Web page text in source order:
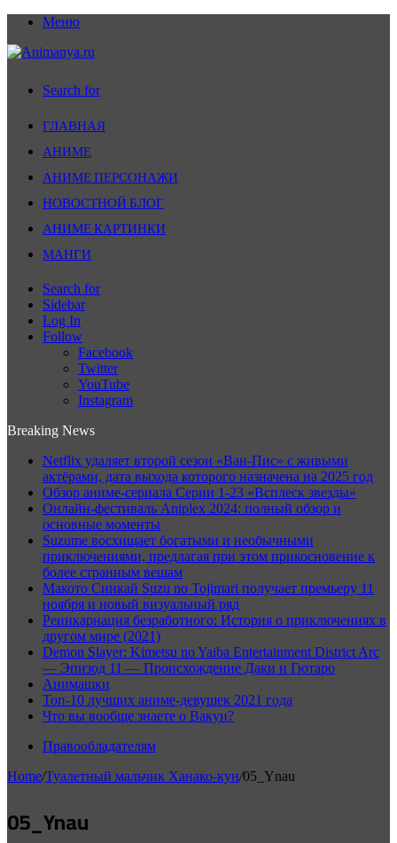
Меню
Search for
ГЛАВНАЯ
АНИМЕ
АНИМЕ ПЕРСОНАЖИ
НОВОСТНОЙ БЛОГ
АНИМЕ КАРТИНКИ
МАНГИ
Search for
Sidebar
Log In
Follow
Facebook
Twitter
YouTube
Instagram
Breaking News
Netflix удаляет второй сезон «Ван-Пис» с живыми
актёрами, дата выхода которого назначена на 2025 год
Обзор аниме-сериала Серии 1-23 «Всплеск звезды»
Онлайн-фестиваль Aniplex 2024: полный обзор и
основные моменты
Suzume восхищает богатыми и необычными
приключениями, предлагая при этом прикосновение к
более странным вещам
Макото Синкай Suzu no Tojimari получает премьеру 11
ноября и новый визуальный ряд
Реинкарнация безработного: История о приключениях в
другом мире (2021)
Demon Slayer: Kimetsu no Yaiba Entertainment District Arc
— Эпизод 11 — Происхождение Даки и Гютаро
Анимашки
Топ-10 лучших аниме-девушек 2021 года
Что вы вообще знаете о Вакуи?
Правообладателям
Home/Туалетный мальчик Ханако-кун/05_Ynau
05_Ynau